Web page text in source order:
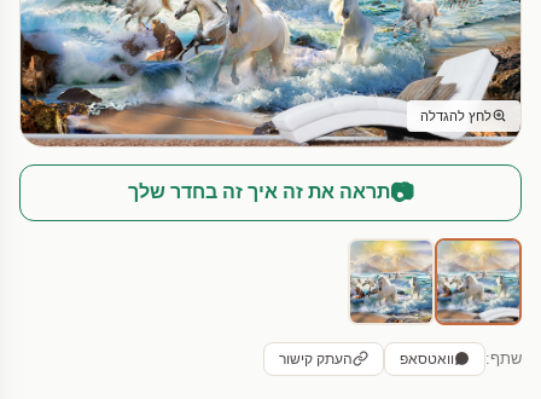
לחץ להגדלה
📷תראה את זה איך זה בחדר שלך
שתף: וואטסאפ העתק קישור